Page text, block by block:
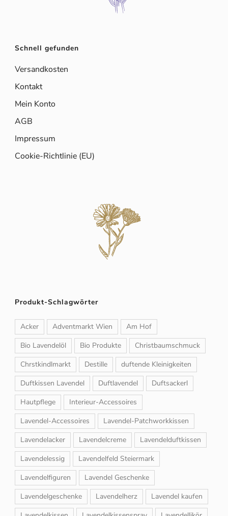
Schnell gefunden
Versandkosten
Kontakt
Mein Konto
AGB
Impressum
Cookie-Richtlinie (EU)
Produkt-Schlagwörter
Acker Adventmarkt Wien
Am Hof
Bio Lavendelöl
Bio Produkte
Christbaumschmuck
Chrstkindlmarkt
Destille
duftende Kleinigkeiten
Duftkissen Lavendel
Duftlavendel
Duftsackerl
Hautpflege
Interieur-Accessoires
Lavendel-Accessoires
Lavendel-Patchworkkissen
Lavendelacker
Lavendelcreme
Lavendelduftkissen
Lavendelessig
Lavendelfeld Steiermark
Lavendelfiguren
Lavendel Geschenke
Lavendelgeschenke
Lavendelherz
Lavendel kaufen